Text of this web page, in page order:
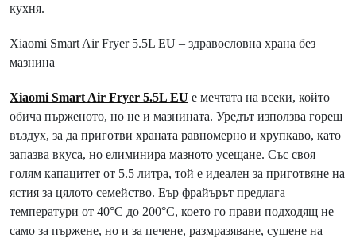
кухня.
Xiaomi Smart Air Fryer 5.5L EU – здравословна храна без
мазнина
Xiaomi Smart Air Fryer 5.5L EU е мечтата на всеки, който
обича пърженото, но не и мазнината. Уредът използва горещ
въздух, за да приготви храната равномерно и хрупкаво, като
запазва вкуса, но елиминира мазното усещане. Със своя
голям капацитет от 5.5 литра, той е идеален за приготвяне на
ястия за цялото семейство. Еър фрайърът предлага
температури от 40°C до 200°C, което го прави подходящ не
само за пържене, но и за печене, размразяване, сушене на